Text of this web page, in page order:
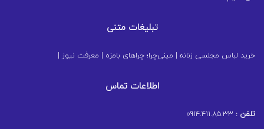
تبلیغات متنی
خرید لباس مجلسی زنانه | مینی‌چرا؛ چراهای بامزه | معرفت نیوز |
اطلاعات تماس
تلفن :